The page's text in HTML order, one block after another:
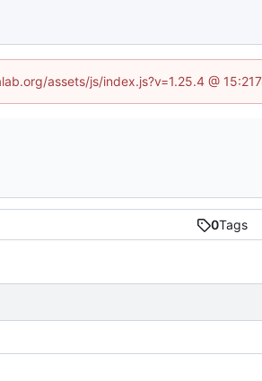
assets/js/index.js?v=1.25.4 @
0Tags